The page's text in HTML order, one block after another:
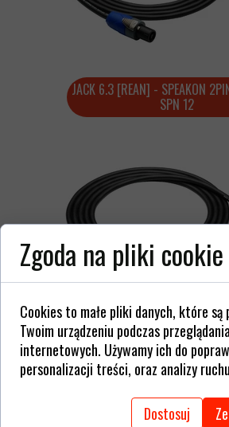
SPEAKON 2 PIN -
SPN 13 [NEUTRIK]
JACK 6.3 [REAN] - SPEAKON
SPN 12
Zgoda na pliki cookie
Cookies to małe pliki danych, które są
Twoim urządzeniu podczas
internetowych. Używamy ich do
personalizacji treści, oraz analizy
Dostosuj